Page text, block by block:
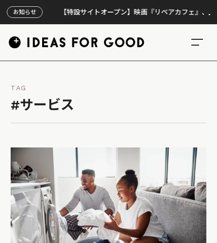
お知らせ【特設サイトオープン】映画『リペアカフェ』、上映300回
TAG
#サービス